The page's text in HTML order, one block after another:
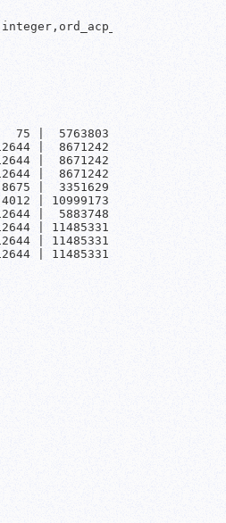
75 |  5763803
|  8671242
|  8671242
|  8671242
|  3351629
| 10999173
|  5883748
| 11485331
| 11485331
| 11485331